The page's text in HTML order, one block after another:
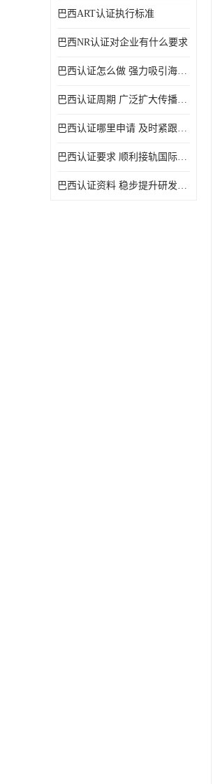
巴西ART认证执行标准
巴西NR认证对企业有什么要求
巴西认证怎么做 强力吸引海外投资
巴西认证周期 广泛扩大传播范围
巴西认证哪里申请 及时紧跟法规变化
巴西认证要求 顺利接轨国际规范
巴西认证资料 稳步提升研发能力